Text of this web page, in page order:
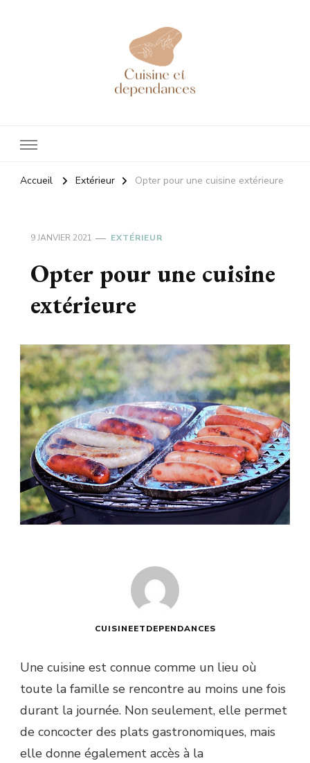
Accueil Extérieur Opter pour une cuisine extérieure
9 JANVIER 2021 EXTÉRIEUR
Opter pour une cuisine
extérieure
CUISINEETDEPENDANCES
Une cuisine est connue comme un lieu où
toute la famille se rencontre au moins une fois
durant la journée. Non seulement, elle permet
de concocter des plats gastronomiques, mais
elle donne également accès à la